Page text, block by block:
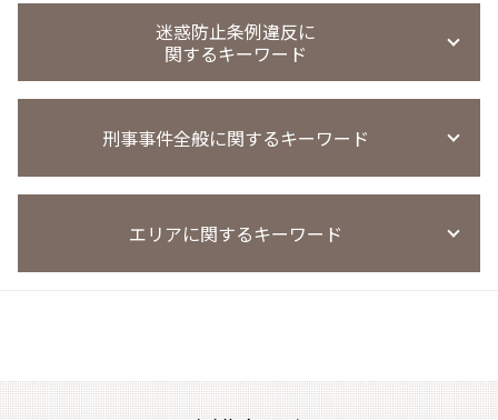
強制わいせつ 慰謝料請求
のぞき 犯罪名
万引き 高校生
万引き 起訴率
窃盗事件 示談金 相場
窃盗事件 裁判
刑罰 過料 違い
窃盗事件 示談書
万引き 現行犯以外
窃盗 時効 何年
万引き 起訴 流れ
麻薬取締法違反 刑期
覚醒剤 不起訴
覚せい剤 売人
覚醒剤 再犯 保釈
麻薬取締法違反
薬物事件 小学生
覚醒剤 所持 初犯
風営法違反 従業員
風営法 深夜営業
風営法違反 量刑
風営法違反
風営法違反 罰則 没収
風営法違反 通報
風営法違反 退去強制
風営法 従業員名簿
風営法違反 逮捕された場合
迷惑防止条例違反に
関するキーワード
迷惑防止条例違反 示談金 費用
迷惑防止条例違反 始末書
迷惑防止条例違反 不起訴
迷惑防止条例違反 逮捕
迷惑防止条例 防犯カメラ 後日逮捕
迷惑防止条例違反 罰金
刑事事件全般に関するキーワード
刑事事件 着手金
刑事事件 異議申し立て
エリアに関するキーワード
盗撮事件 京都市
京都市 わいせつ事件